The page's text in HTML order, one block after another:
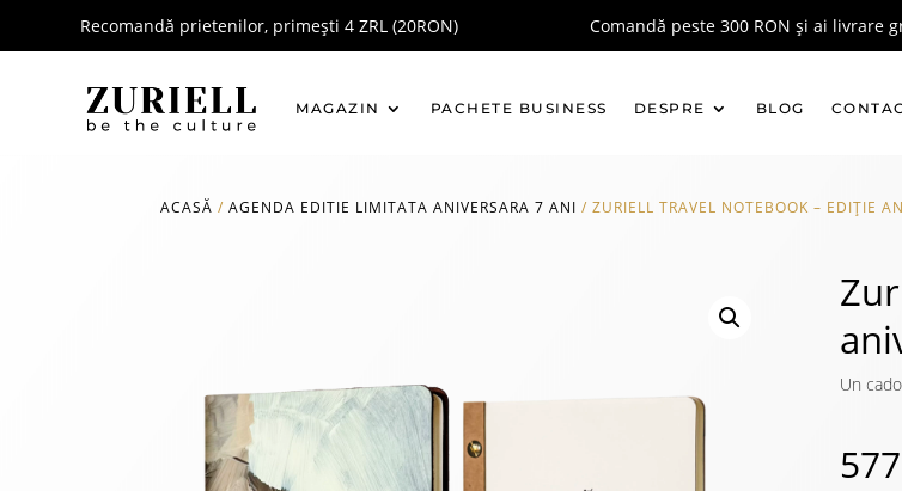
Recomandă prietenilor, primești 4 ZRL (20RON) Comandă peste 300 RON și ai livrare
MAGAZIN PACHETE BUSINESS DESPRE BLOG
ACASĂ /AGENDA EDITIE LIMITATA ANIVERSARA 7 ANI /ZURIELL TRAVEL NOTEBOOK – EDIȚIE
Un
577